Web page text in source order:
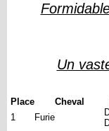
Un
Place Cheval
1
Furie